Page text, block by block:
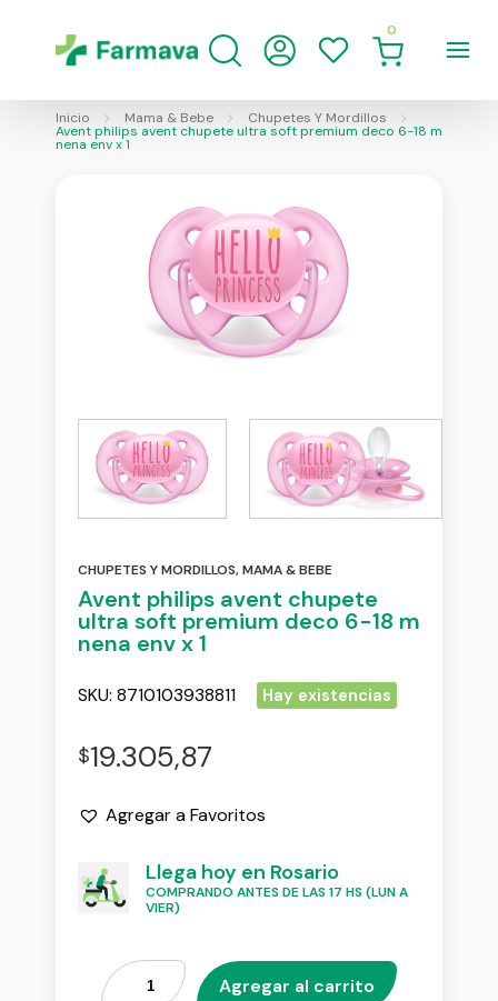
0
Inicio Mama & Bebe Chupetes Y Mordillos
Avent philips avent chupete ultra soft premium deco 6-18 m
nena env x 1
CHUPETES Y MORDILLOS,MAMA & BEBE
Avent philips avent chupete
ultra soft premium deco 6-18 m
nena env x 1
SKU: 8710103938811 Hay existencias
$19.305,87
Agregar a Favoritos
Llega hoy en Rosario
COMPRANDO ANTES DE LAS 17 HS (LUN A
VIER)
Agregar al carrito